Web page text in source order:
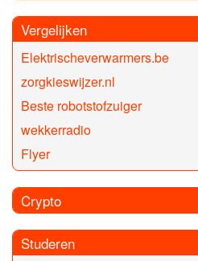
Vergelijken
Elektrischeverwarmers.be
zorgkieswijzer.nl
Beste robotstofzuiger
wekkerradio
Flyer
Crypto
Studeren